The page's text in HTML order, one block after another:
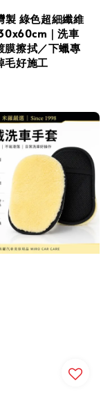
製 綠色超細纖維
｜洗車
膜擦拭／下蠟專
毛好施工